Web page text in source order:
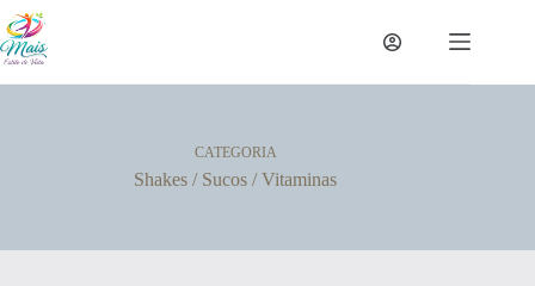
CATEGORIA
Shakes / Sucos / Vitaminas